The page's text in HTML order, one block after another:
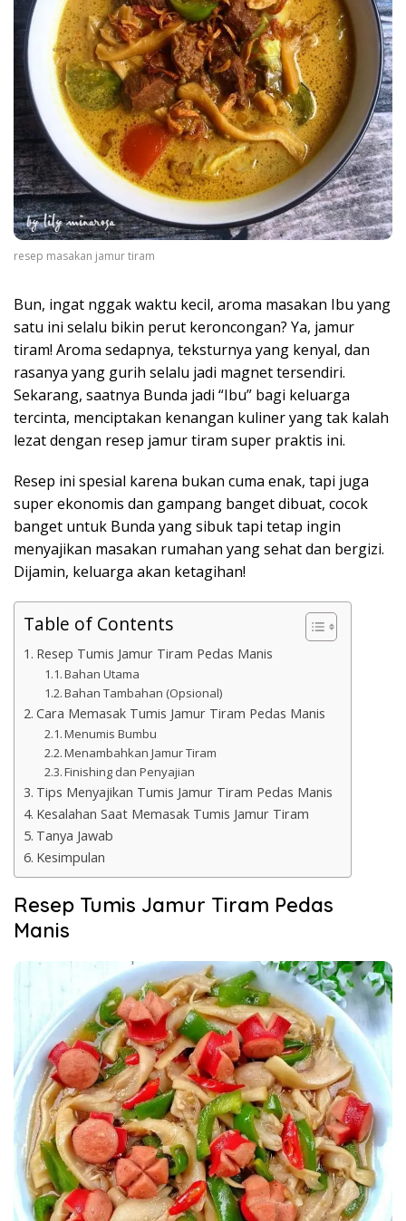
resep masakan jamur tiram
Bun, ingat nggak waktu kecil, aroma masakan Ibu yang
satu ini selalu bikin perut keroncongan? Ya, jamur
tiram! Aroma sedapnya, teksturnya yang kenyal, dan
rasanya yang gurih selalu jadi magnet tersendiri.
Sekarang, saatnya Bunda jadi “Ibu” bagi keluarga
tercinta, menciptakan kenangan kuliner yang tak kalah
lezat dengan resep jamur tiram super praktis ini.
Resep ini spesial karena bukan cuma enak, tapi juga
super ekonomis dan gampang banget dibuat, cocok
banget untuk Bunda yang sibuk tapi tetap ingin
menyajikan masakan rumahan yang sehat dan bergizi.
Dijamin, keluarga akan ketagihan!
Table of Contents
Resep Tumis Jamur Tiram Pedas Manis
Bahan Utama
Bahan Tambahan (Opsional)
Cara Memasak Tumis Jamur Tiram Pedas Manis
Menumis Bumbu
Menambahkan Jamur Tiram
Finishing dan Penyajian
Tips Menyajikan Tumis Jamur Tiram Pedas Manis
Kesalahan Saat Memasak Tumis Jamur Tiram
Tanya Jawab
Kesimpulan
Resep Tumis Jamur Tiram Pedas
Manis